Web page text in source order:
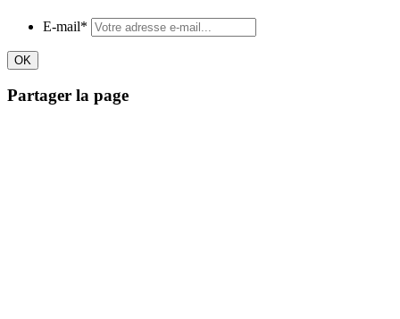
E-mail*
Partager la page